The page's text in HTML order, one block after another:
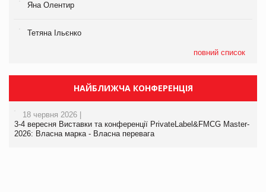
Яна Олентир
Тетяна Ільєнко
повний список
НАЙБЛИЖЧА КОНФЕРЕНЦІЯ
18 червня 2026 |
3-4 вересня Виставки та конференції PrivateLabel&FMCG Master-
2026: Власна марка - Власна перевага